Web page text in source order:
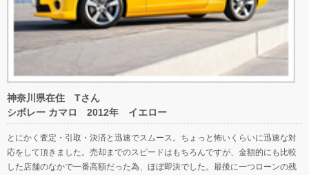
神奈川県在住 Tさん
シボレー カマロ 2012年 イエロー
とにかく査定・引取・決済と迅速でスムース。ちょっと怖いくらいに迅速な対
応をして頂きました。売却までのスピードはもちろんですが、金額的にも比較
した店舗のなかで一番高額だった為、ほぼ即決でした。最後に一つローンの残